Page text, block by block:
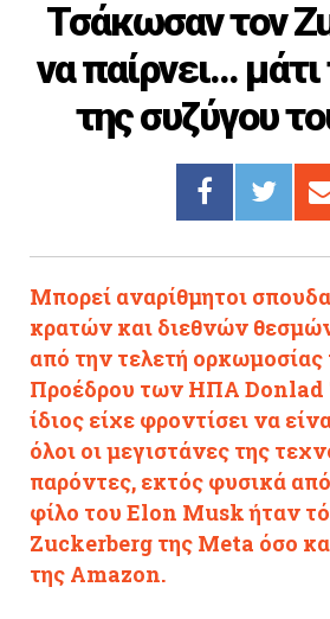
ΣΥΝΔΕΣΜΟΙ
Τσάκωσαν τον
να παίρνει...
της συζύγου
Μπορεί αναρίθμητοι
κρατών και διεθνών
από την τελετή ορκωμοσίας
Προέδρου των ΗΠΑ Donlad
ίδιος είχε φροντίσει να
όλοι οι μεγιστάνες της
παρόντες, εκτός φυσικά
φίλο του Elon Musk ήταν
Zuckerberg της Meta όσο
της Amazon.